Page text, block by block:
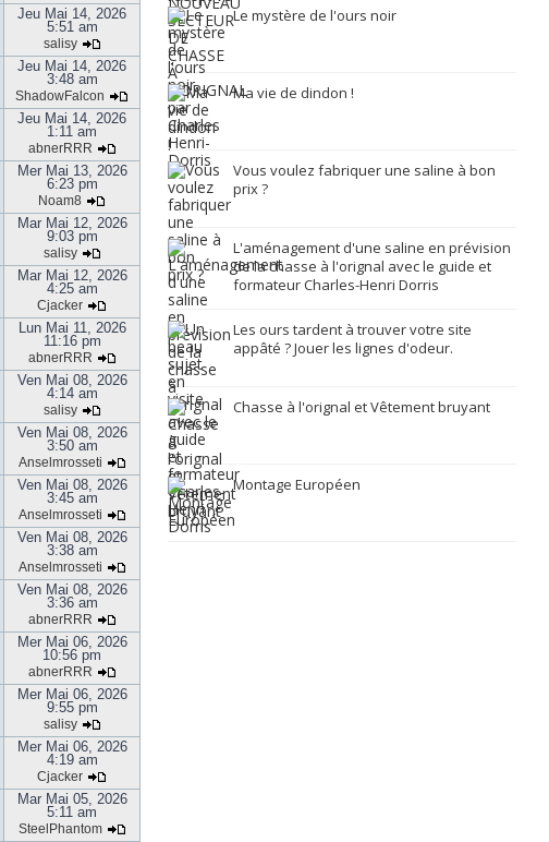
Jeu Mai 14, 2026
5:51 am
salisy
Jeu Mai 14, 2026
3:48 am
ShadowFalcon
Jeu Mai 14, 2026
1:11 am
abnerRRR
Mer Mai 13, 2026
6:23 pm
Noam8
Mar Mai 12, 2026
9:03 pm
salisy
Mar Mai 12, 2026
4:25 am
Cjacker
Lun Mai 11, 2026
11:16 pm
abnerRRR
Ven Mai 08, 2026
4:14 am
salisy
Ven Mai 08, 2026
3:50 am
Anselmrosseti
Ven Mai 08, 2026
3:45 am
Anselmrosseti
Ven Mai 08, 2026
3:38 am
Anselmrosseti
Ven Mai 08, 2026
3:36 am
abnerRRR
Mer Mai 06, 2026
10:56 pm
abnerRRR
Mer Mai 06, 2026
9:55 pm
salisy
Mer Mai 06, 2026
4:19 am
Cjacker
Mar Mai 05, 2026
5:11 am
SteelPhantom
Le mystère de l'ours noir
Ma vie de dindon !
Vous voulez fabriquer une saline à bon
prix ?
L'aménagement d'une saline en prévision
de la chasse à l'orignal avec le guide et
formateur Charles-Henri Dorris
Les ours tardent à trouver votre site
appâté ? Jouer les lignes d'odeur.
Chasse à l'orignal et Vêtement bruyant
Montage Européen